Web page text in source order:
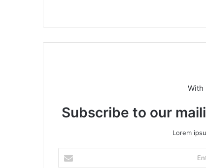
te
With
Subscribe to our
Lorem